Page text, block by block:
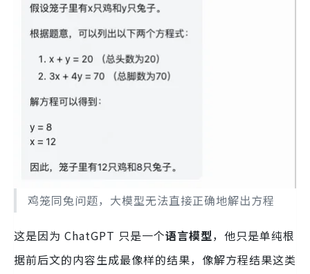
鸡笼同兔问题，大模型无法直接正确地解出方程
这是因为 ChatGPT 只是一个语言模型，他只是单纯根
据前后文的内容生成最像样的结果，像解方程结果这类